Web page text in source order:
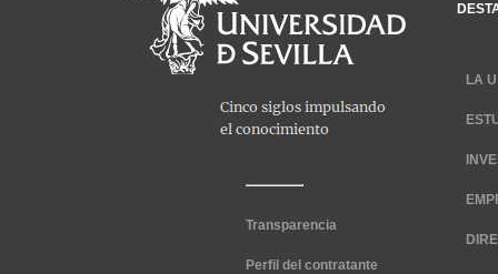
Transparencia
Perfil del contratante
LA